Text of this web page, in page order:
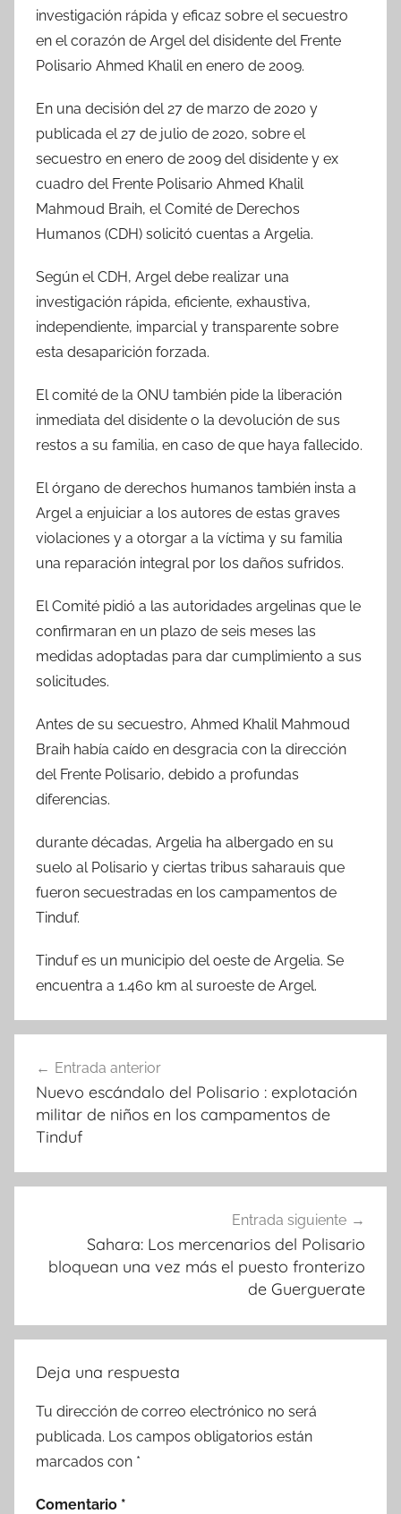
investigación rápida y eficaz sobre el secuestro
en el corazón de Argel del disidente del Frente
Polisario Ahmed Khalil en enero de 2009.
En una decisión del 27 de marzo de 2020 y
publicada el 27 de julio de 2020, sobre el
secuestro en enero de 2009 del disidente y ex
cuadro del Frente Polisario Ahmed Khalil
Mahmoud Braih, el Comité de Derechos
Humanos (CDH) solicitó cuentas a Argelia.
Según el CDH, Argel debe realizar una
investigación rápida, eficiente, exhaustiva,
independiente, imparcial y transparente sobre
esta desaparición forzada.
El comité de la ONU también pide la liberación
inmediata del disidente o la devolución de sus
restos a su familia, en caso de que haya fallecido.
El órgano de derechos humanos también insta a
Argel a enjuiciar a los autores de estas graves
violaciones y a otorgar a la víctima y su familia
una reparación integral por los daños sufridos.
El Comité pidió a las autoridades argelinas que le
confirmaran en un plazo de seis meses las
medidas adoptadas para dar cumplimiento a sus
solicitudes.
Antes de su secuestro, Ahmed Khalil Mahmoud
Braih había caído en desgracia con la dirección
del Frente Polisario, debido a profundas
diferencias.
durante décadas, Argelia ha albergado en su
suelo al Polisario y ciertas tribus saharauis que
fueron secuestradas en los campamentos de
Tinduf.
Tinduf es un municipio del oeste de Argelia. Se
encuentra a 1.460 km al suroeste de Argel.
de
entradas
Entrada anterior
Nuevo escándalo del Polisario : explotación
militar de niños en los campamentos de
Tinduf
Entrada siguiente
Sahara: Los mercenarios del Polisario
bloquean una vez más el puesto fronterizo
de Guerguerate
Deja una respuesta
Tu dirección de correo electrónico no será
publicada. Los campos obligatorios están
marcados con *
Comentario *